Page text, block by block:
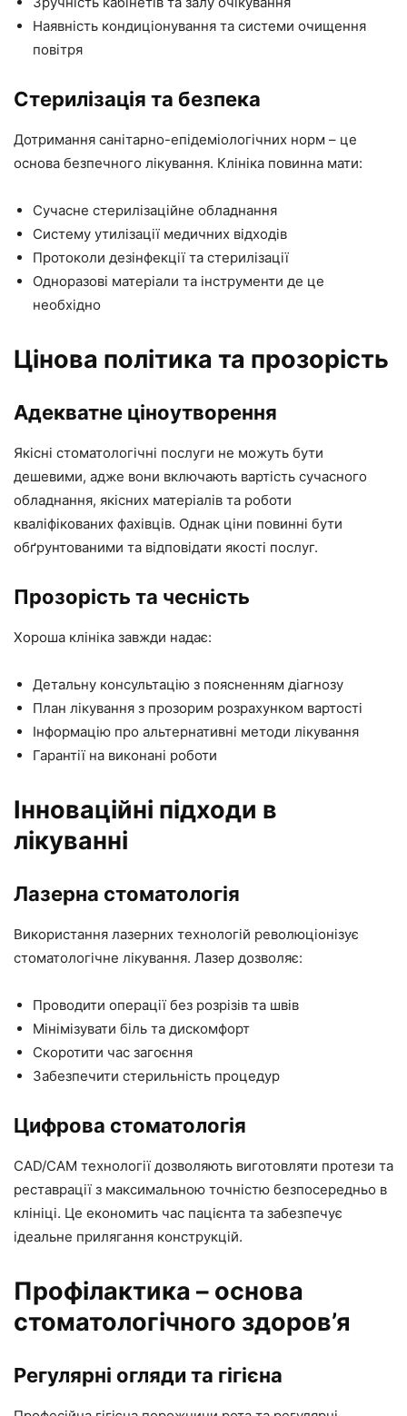
Наявність кондиціонування та системи очищення
повітря
Стерилізація та безпека
Дотримання санітарно-епідеміологічних норм – це
основа безпечного лікування. Клініка повинна мати:
Сучасне стерилізаційне обладнання
Систему утилізації медичних відходів
Протоколи дезінфекції та стерилізації
Одноразові матеріали та інструменти де це
необхідно
Цінова політика та прозорість
Адекватне ціноутворення
Якісні стоматологічні послуги не можуть бути
дешевими, адже вони включають вартість сучасного
обладнання, якісних матеріалів та роботи
кваліфікованих фахівців. Однак ціни повинні бути
обґрунтованими та відповідати якості послуг.
Прозорість та чесність
Хороша клініка завжди надає:
Детальну консультацію з поясненням діагнозу
План лікування з прозорим розрахунком вартості
Інформацію про альтернативні методи лікування
Гарантії на виконані роботи
Інноваційні підходи в
лікуванні
Лазерна стоматологія
Використання лазерних технологій революціонізує
стоматологічне лікування. Лазер дозволяє:
Проводити операції без розрізів та швів
Мінімізувати біль та дискомфорт
Скоротити час загоєння
Забезпечити стерильність процедур
Цифрова стоматологія
CAD/CAM технології дозволяють виготовляти протези та
реставрації з максимальною точністю безпосередньо в
клініці. Це економить час пацієнта та забезпечує
ідеальне прилягання конструкцій.
Профілактика – основа
стоматологічного здоров’я
Регулярні огляди та гігієна